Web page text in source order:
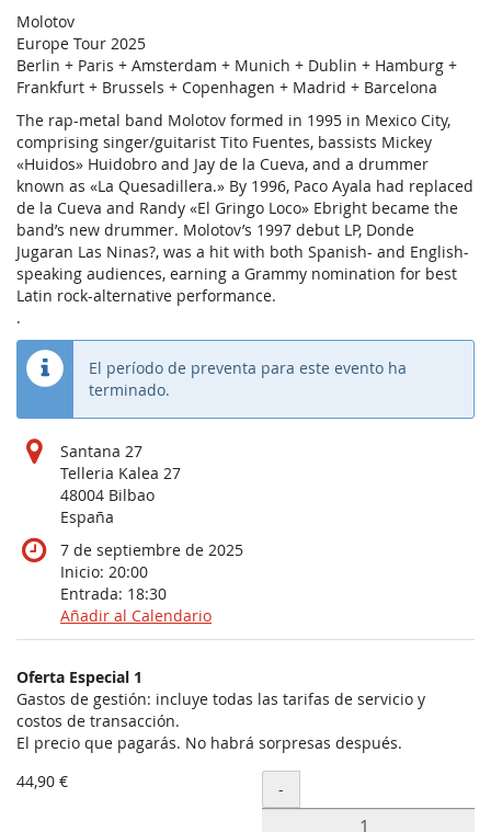
Molotov
Europe Tour 2025
Berlin + Paris + Amsterdam + Munich + Dublin + Hamburg +
Frankfurt + Brussels + Copenhagen + Madrid + Barcelona
The rap-metal band Molotov formed in 1995 in Mexico City,
comprising singer/guitarist Tito Fuentes, bassists Mickey
«Huidos» Huidobro and Jay de la Cueva, and a drummer
known as «La Quesadillera.» By 1996, Paco Ayala had replaced
de la Cueva and Randy «El Gringo Loco» Ebright became the
band’s new drummer. Molotov’s 1997 debut LP, Donde
Jugaran Las Ninas?, was a hit with both Spanish- and English-
speaking audiences, earning a Grammy nomination for best
Latin rock-alternative performance.
.
El período de preventa para este evento ha
terminado.
Santana 27
Telleria Kalea 27
48004 Bilbao
España
7 de septiembre de 2025
Inicio: 20:00
Entrada: 18:30
Añadir al Calendario
Productos
Artículos
sin
categoría
Oferta Especial 1
Gastos de gestión: incluye todas las tarifas de servicio y
costos de transacción.
El precio que pagarás. No habrá sorpresas después.
44,90 €
Cantidad
-